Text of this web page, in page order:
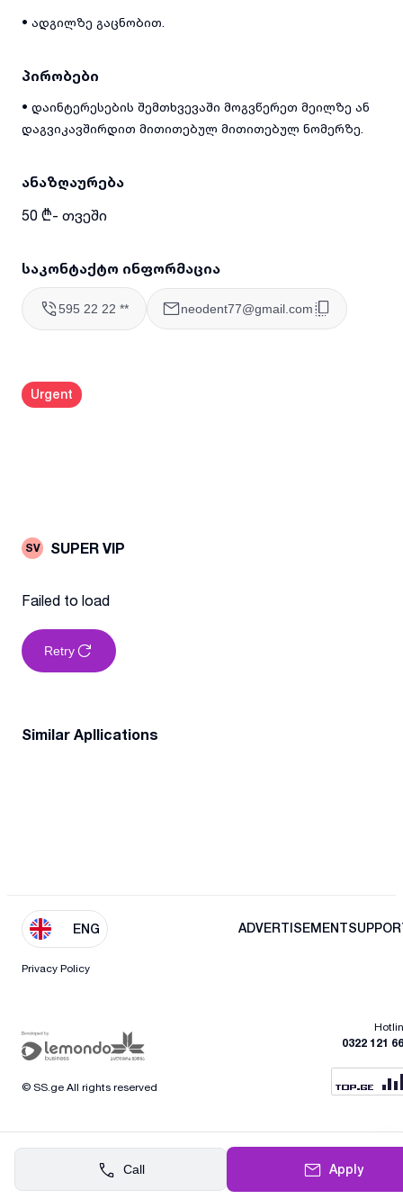
• ადგილზე გაცნობით.
პირობები
• დაინტერესების შემთხვევაში მოგვწერეთ მეილზე ან
დაგვიკავშირდით მითითებულ მითითებულ ნომერზე.
ანაზღაურება
50 ₾- თვეში
საკონტაქტო ინფორმაცია
595 22 22 ** neodent77@gmail.com
Call Apply
Urgent
SV SUPER VIP
Failed to load
Retry
Similar Apllications
ENG ADVERTISEMENT
Privacy Policy
0322 121
© SS.ge All rights reserved